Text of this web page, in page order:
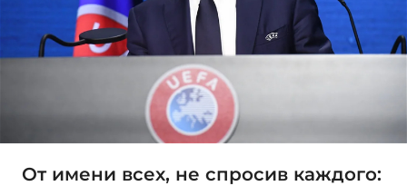
От имени всех, не спросив каждого: